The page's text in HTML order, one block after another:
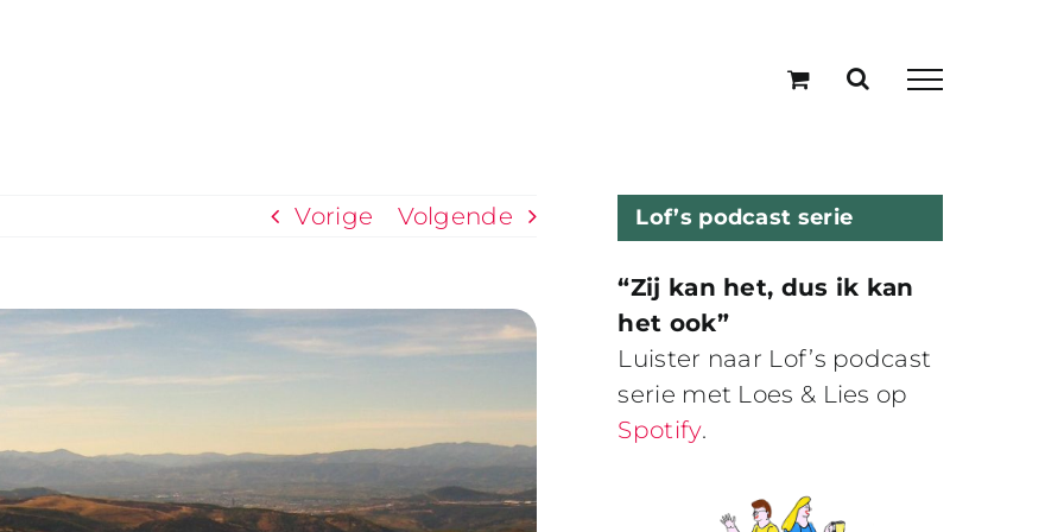
Vorige Volgende Lof’s podcast serie
“Zij kan het, dus ik kan
het ook”
Luister naar Lof’s podcast
serie met Loes & Lies op
Spotify.